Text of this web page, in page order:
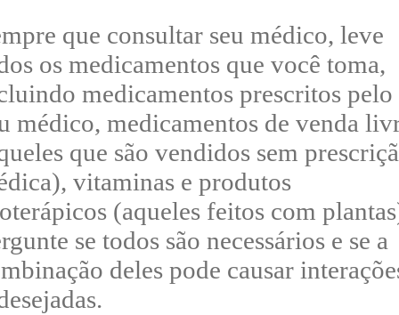
que consultar seu médico, leve
os medicamentos que você toma,
medicamentos prescritos pelo
médico, medicamentos de venda
que são vendidos sem
vitaminas e produtos
(aqueles feitos com
se todos são necessários e se a
deles pode causar